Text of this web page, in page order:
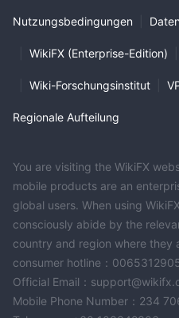
Nutzungsbedingungen
WikiFX (Enterprise-Edition)
Wiki-Forschungsinstitut
Regionale Aufteilung
You are visiting the WikiFX
mobile products are an
global users. When using
consciously abide by the
country and region where they
consumer hotline：
Official Email：
Mobile Phone Number：234